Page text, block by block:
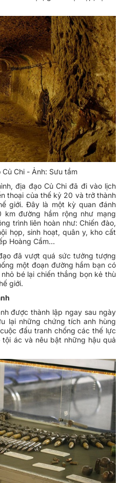
Chi - Ảnh: Sưu tầm
địa đạo Củ Chi đã đi vào lịch
thoại của thế kỷ 20 và trở thành
giới. Đây là một kỳ quan đánh
đường hầm rộng như mạng
trình liên hoàn như: Chiến đào,
họp, sinh hoạt, quân y, kho cất
Hoàng Cầm…
đã vượt quá sức tưởng tượng
một đoạn đường hầm bạn có
bé lại chiến thắng bọn kẻ thù
giới.
được thành lập ngay sau ngày
lại những chứng tích anh hùng
đấu tranh chống các thế lực
ác và nêu bật những hậu quả